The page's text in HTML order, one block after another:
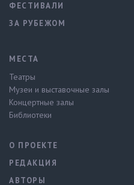
ФЕСТИВАЛИ
ЗА РУБЕЖОМ
МЕСТА
Театры
Музеи и выставочные залы
Концертные залы
Библиотеки
О ПРОЕКТЕ
РЕДАКЦИЯ
АВТОРЫ